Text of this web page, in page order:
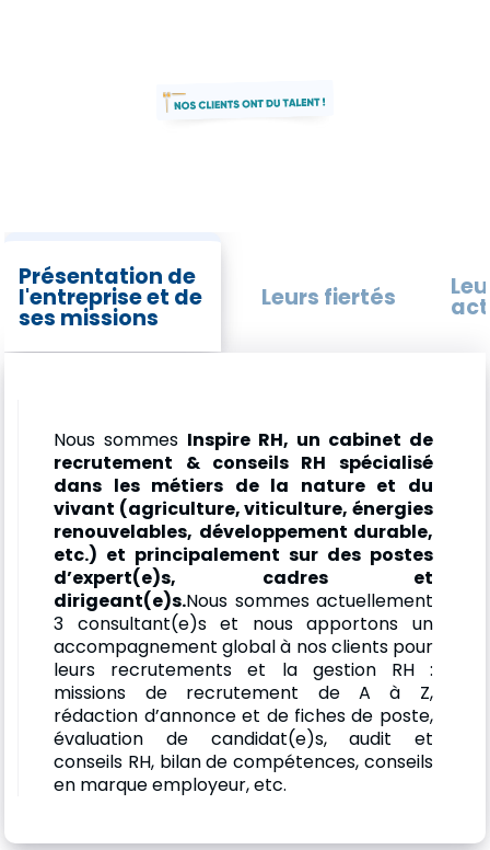
Présentation de
l'entreprise et de
ses missions
Leurs fiertés
Nous sommes Inspire RH, un cabinet de
recrutement & conseils RH spécialisé
dans les métiers de la nature et du
vivant (agriculture, viticulture, énergies
renouvelables, développement durable,
etc.) et principalement sur des postes
d’expert(e)s, cadres et
dirigeant(e)s.Nous sommes actuellement
3 consultant(e)s et nous apportons un
accompagnement global à nos clients pour
leurs recrutements et la gestion RH :
missions de recrutement de A à Z,
rédaction d’annonce et de fiches de poste,
évaluation de candidat(e)s, audit et
conseils RH, bilan de compétences, conseils
en marque employeur, etc.